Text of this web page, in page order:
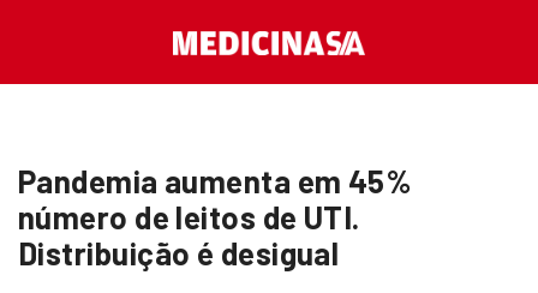
Pandemia aumenta em 45%
número de leitos de UTI.
Distribuição é desigual